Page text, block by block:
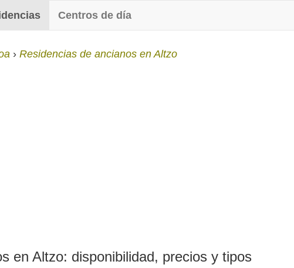
Centros de día
Residencias de ancianos en Altzo
en Altzo: disponibilidad, precios y tipos